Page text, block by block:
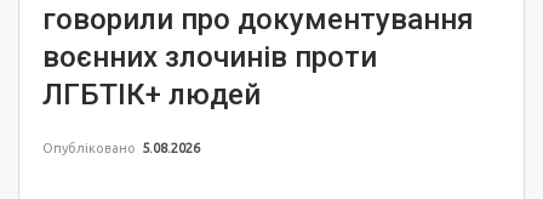
говорили про документування
воєнних злочинів проти
ЛГБТІК+ людей
Опубліковано 5.08.2026